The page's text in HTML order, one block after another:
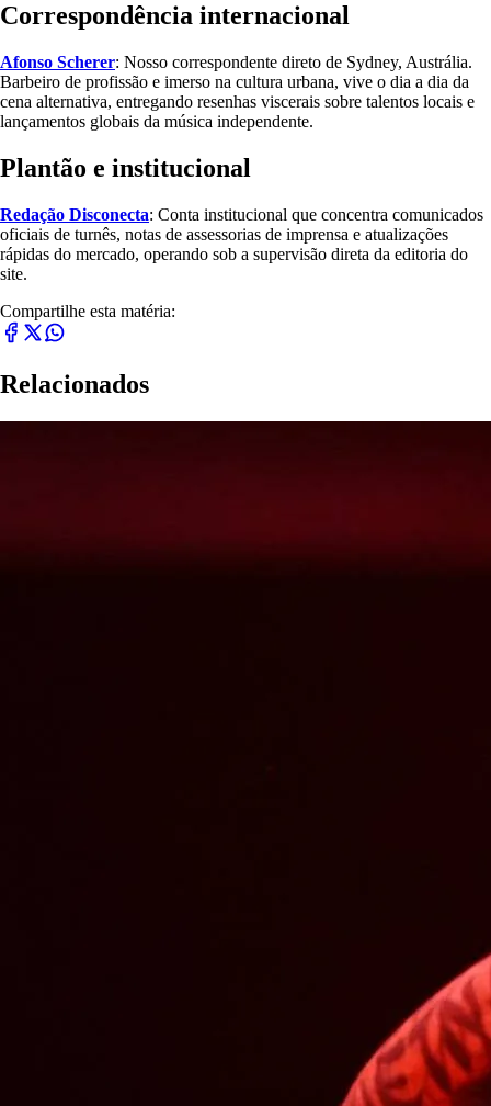
Correspondência internacional
Afonso Scherer: Nosso correspondente direto de Sydney, Austrália.
Barbeiro de profissão e imerso na cultura urbana, vive o dia a dia da
cena alternativa, entregando resenhas viscerais sobre talentos locais e
lançamentos globais da música independente.
Plantão e institucional
Redação Disconecta: Conta institucional que concentra comunicados
oficiais de turnês, notas de assessorias de imprensa e atualizações
rápidas do mercado, operando sob a supervisão direta da editoria do
site.
Compartilhe esta matéria:
Relacionados